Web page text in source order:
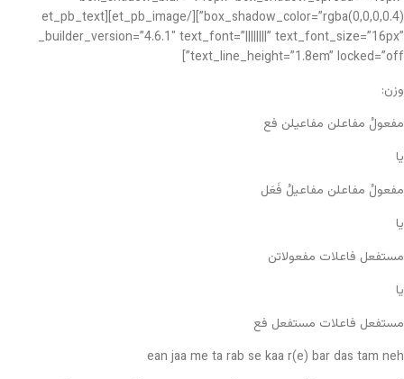
box_shadow_color=”rgba(0,0,0,0.4)”][/et_pb_image][et_pb_text
_builder_version=”4.6.1″ text_font=”||||||||” text_font_size=”16px”
text_line_height=”1.8em” locked=”off”]
وزن:
مفعولُ مفاعلن مفاعیلن فع
یا
مفعولُ مفاعلن مفاعیلُ فَعَل
یا
مستفعل فاعلات مفعولاتن
یا
مستفعل فاعلات مستفعل فع
ean jaa me ta rab se kaa r(e) bar das tam neh